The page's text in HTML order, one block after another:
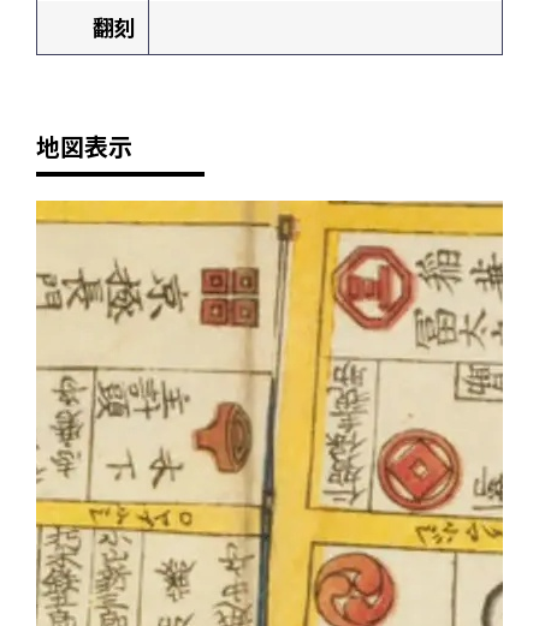
翻刻
地図表示
+
-